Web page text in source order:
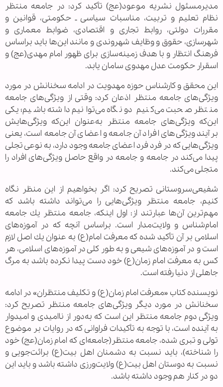
مديرمسئول نشريه موعود(عج) تأكيد كرد: در جامعه منتظر
نظام تعليم و تربيت، مناسبات سياسی ـ حكومتی، قوانين و
مقررات دولتی، روابط تجاری و اقتصادی، ضوابط معماری و
شهرسازی، حقوق و وظايف شهروندی و مانند اين‌ها بايد براساس
فرهنگ انتظار و با هدف زمينه‌سازی برای ظهور امام مهدی(عج) و
اسقرار حكومت عدل مهدوی سامان يابد.
اين محقق و كارشناس حوزه مهدويت در ادامه سخنانش در مورد
ويژگی‌های جامعه منتظر اذعان كرد: وقتی از ويژگی‌های جامعه
منتظر صحبت می‌كنيم دو نگاه می‌توانيم داشته باشيم؛ يكی
اين‌كه ويژگی‌های جامعه منتظر به‌عنوان اين‌كه ويژگی‌هايش
برآيند ويژگی‌های افراد آن جامعه و اعضای آن جامعه است، يعنی
ويژگی‌هايی كه در فرد فرد اعضای جامعه وجود دارد، به نوعی تجلی
پيدا می‌كند در جامعه و جامعه در واقع حاصل ويژگی‌های افراد را
متجلی می‌كند.
شفيعی‌سروستانی تصريح كرد: اگر بخواهيم از اين منظر نگاه
كنيم، جامعه منتظر ويژگی‌هايی را می‌تواند داشته باشد كه
مهم‌ترين آن‌ها عبارتند از: اول اينكه، جامعه منتظر يك جامعه
امام‌شناس و ولايت‌مدار است. براساس آنچه كه در آموزه‌های
اسلامی بر آن تأكيد شده كه معرفت امام(ع) به عنوان يك اصل لازم
است و در آموزه‌های شيعی و به طور كلی در آموزه‌های اسلامی، هر
كس به معرفت امام زمان(ع) خود دست پيدا نكرده باشد به مرگ
جاهلی از دنيا رفته است.
نويسنده كتاب «معرفت امام زمان(ع) و تكليف منتظران» در ادامه
سخنانش در مورد ديگر ويژگی‌های جامعه منتظر تصريح كرد:
ويژگی‌‌ دوم جامعه منتظر اين است كه به‌دور از نااميدی و اميدوار
به آينده است، با توجه به تأكيدات فراوانی كه در روايات بر موضوع
تولی و تبری شده، جامعه منتظر(جامعه‌ای كه امام زمان(عج) خود
را شناخته)، بايد نسبت به دشمنان اهل ‌بيت(ع) برائت‌جويی و
نسبت به دوستان اهل ‌بيت(ع) ولايت‌ورزی داشته باشد و بايد اين
دو در كنار هم وجود داشته باشد.